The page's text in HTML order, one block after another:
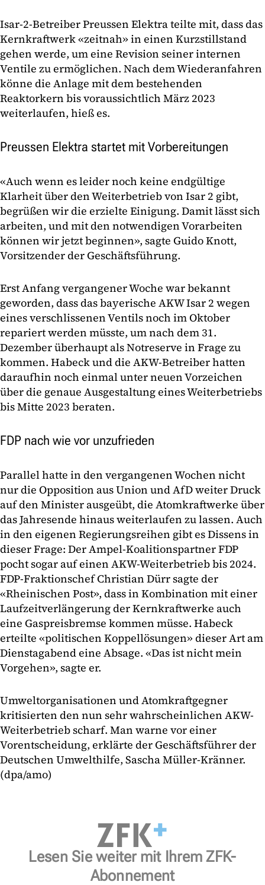
Isar-2-Betreiber Preussen Elektra teilte mit, dass das
Kernkraftwerk «zeitnah» in einen Kurzstillstand
gehen werde, um eine Revision seiner internen
Ventile zu ermöglichen. Nach dem Wiederanfahren
könne die Anlage mit dem bestehenden
Reaktorkern bis voraussichtlich März 2023
weiterlaufen, hieß es.
Preussen Elektra startet mit Vorbereitungen
«Auch wenn es leider noch keine endgültige
Klarheit über den Weiterbetrieb von Isar 2 gibt,
begrüßen wir die erzielte Einigung. Damit lässt sich
arbeiten, und mit den notwendigen Vorarbeiten
können wir jetzt beginnen», sagte Guido Knott,
Vorsitzender der Geschäftsführung.
Erst Anfang vergangener Woche war bekannt
geworden, dass das bayerische AKW Isar 2 wegen
eines verschlissenen Ventils noch im Oktober
repariert werden müsste, um nach dem 31.
Dezember überhaupt als Notreserve in Frage zu
kommen. Habeck und die AKW-Betreiber hatten
daraufhin noch einmal unter neuen Vorzeichen
über die genaue Ausgestaltung eines Weiterbetriebs
bis Mitte 2023 beraten.
FDP nach wie vor unzufrieden
Parallel hatte in den vergangenen Wochen nicht
nur die Opposition aus Union und AfD weiter Druck
auf den Minister ausgeübt, die Atomkraftwerke über
das Jahresende hinaus weiterlaufen zu lassen. Auch
in den eigenen Regierungsreihen gibt es Dissens in
dieser Frage: Der Ampel-Koalitionspartner FDP
pocht sogar auf einen AKW-Weiterbetrieb bis 2024.
FDP-Fraktionschef Christian Dürr sagte der
«Rheinischen Post», dass in Kombination mit einer
Laufzeitverlängerung der Kernkraftwerke auch
eine Gaspreisbremse kommen müsse. Habeck
erteilte «politischen Koppellösungen» dieser Art am
Dienstagabend eine Absage. «Das ist nicht mein
Vorgehen», sagte er.
Umweltorganisationen und Atomkraftgegner
kritisierten den nun sehr wahrscheinlichen AKW-
Weiterbetrieb scharf. Man warne vor einer
Vorentscheidung, erklärte der Geschäftsführer der
Deutschen Umwelthilfe, Sascha Müller-Kränner.
(dpa/amo)
Lesen Sie weiter mit Ihrem ZFK-
Abonnement